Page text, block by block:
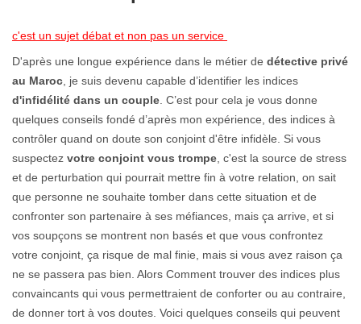
c'est un sujet débat et non pas un service
D'après une longue expérience dans le métier de détective privé
au Maroc , je suis devenu capable d’identifier les indices
d'infidélité dans un couple . C’est pour cela je vous donne
quelques conseils fondé d’après mon expérience, des indices à
contrôler quand on doute son conjoint d'être infidèle. Si vous
suspectez votre conjoint vous trompe , c'est la source de stress
et de perturbation qui pourrait mettre fin à votre relation, on sait
que personne ne souhaite tomber dans cette situation et de
confronter son partenaire à ses méfiances, mais ça arrive, et si
vos soupçons se montrent non basés et que vous confrontez
votre conjoint, ça risque de mal finie, mais si vous avez raison ça
ne se passera pas bien. Alors Comment trouver des indices plus
convaincants qui vous permettraient de conforter ou au contraire,
de donner tort à vos doutes. Voici quelques conseils qui peuvent